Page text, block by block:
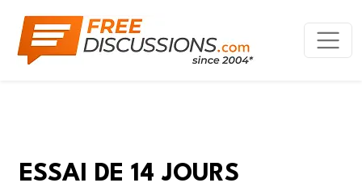
ESSAI DE 14 JOURS